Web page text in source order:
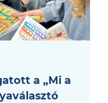
a „Mi a